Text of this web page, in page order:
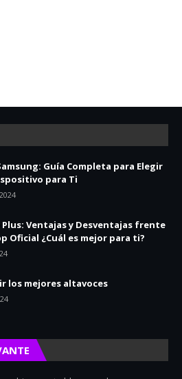
Guía Completa para Elegir
para Ti
Ventajas y Desventajas frente
Oficial ¿Cuál es mejor para ti?
los mejores altavoces